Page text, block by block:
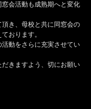
会活動も成熟期へと変化
き、母校と共に同窓会の
おります。
動をさらに充実させてい
きますよう、切にお願い